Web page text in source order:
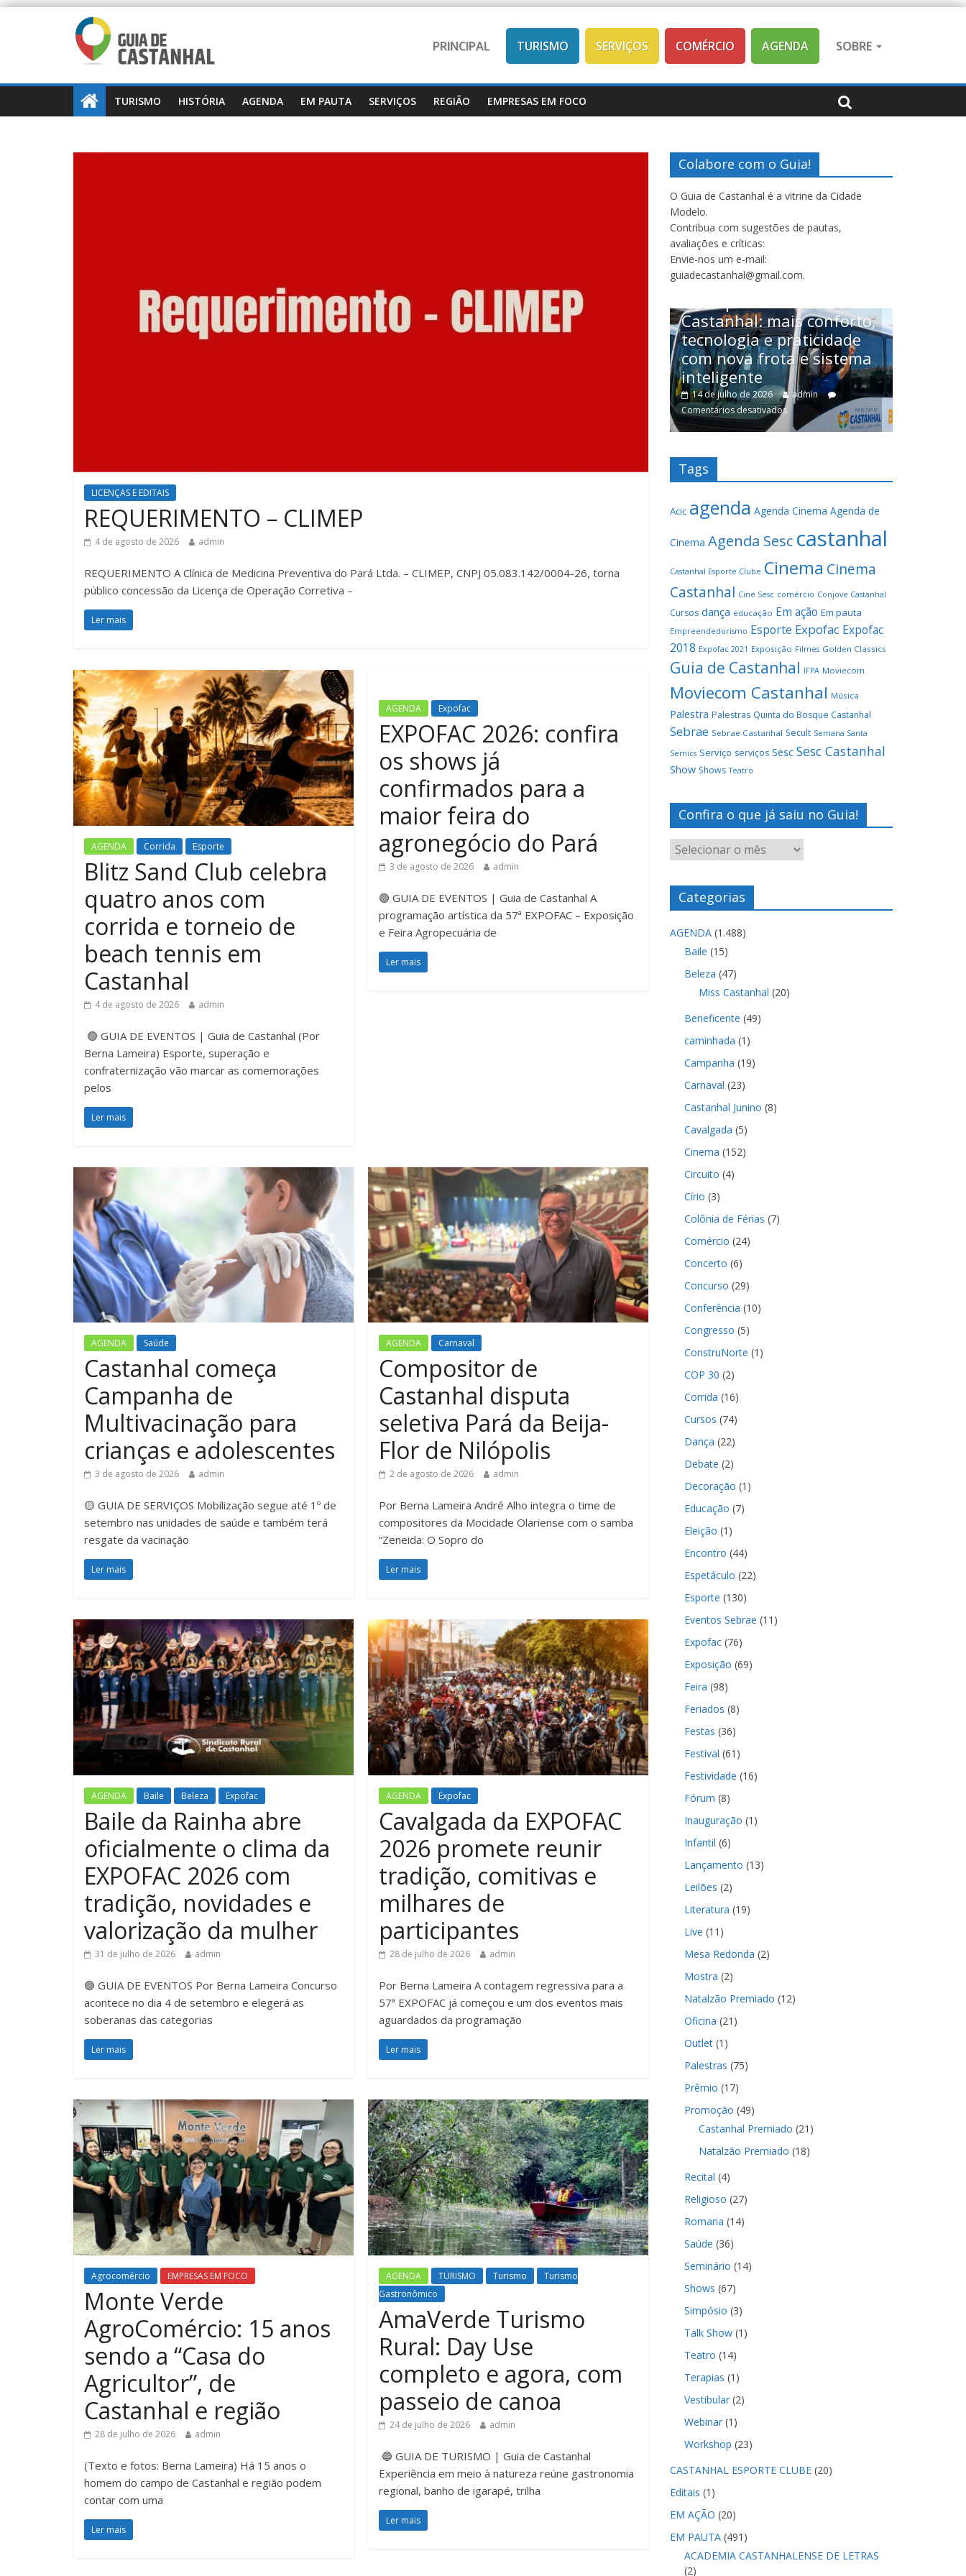
PRINCIPAL TURISMO SERVIÇOS COMÉRCIO AGENDA SOBRE
TURISMO HISTÓRIA AGENDA EM PAUTA SERVIÇOS REGIÃO EMPRESAS EM FOCO
LICENÇAS E EDITAIS
REQUERIMENTO – CLIMEP
4 de agosto de 2026 admin
REQUERIMENTO A Clínica de Medicina Preventiva do Pará Ltda. – CLIMEP, CNPJ 05.083.142/0004-26, torna
público concessão da Licença de Operação Corretiva –
Ler mais
AGENDA Corrida Esporte
Blitz Sand Club celebra
quatro anos com
corrida e torneio de
beach tennis em
Castanhal
4 de agosto de 2026 admin
🟢 GUIA DE EVENTOS | Guia de Castanhal (Por
Berna Lameira) Esporte, superação e
confraternização vão marcar as comemorações
pelos
Ler mais
AGENDA Expofac
EXPOFAC 2026: confira
os shows já
confirmados para a
maior feira do
agronegócio do Pará
3 de agosto de 2026 admin
🟢 GUIA DE EVENTOS | Guia de Castanhal A
programação artística da 57ª EXPOFAC – Exposição
e Feira Agropecuária de
Ler mais
AGENDA Saúde
Castanhal começa
Campanha de
Multivacinação para
crianças e adolescentes
3 de agosto de 2026 admin
🟡 GUIA DE SERVIÇOS Mobilização segue até 1º de
setembro nas unidades de saúde e também terá
resgate da vacinação
Ler mais
AGENDA Carnaval
Compositor de
Castanhal disputa
seletiva Pará da Beija-
Flor de Nilópolis
2 de agosto de 2026 admin
Por Berna Lameira André Alho integra o time de
compositores da Mocidade Olariense com o samba
“Zeneida: O Sopro do
Ler mais
AGENDA Baile Beleza Expofac
Baile da Rainha abre
oficialmente o clima da
EXPOFAC 2026 com
tradição, novidades e
valorização da mulher
31 de julho de 2026 admin
🟢 GUIA DE EVENTOS Por Berna Lameira Concurso
acontece no dia 4 de setembro e elegerá as
soberanas das categorias
Ler mais
AGENDA Expofac
Cavalgada da EXPOFAC
2026 promete reunir
tradição, comitivas e
milhares de
participantes
28 de julho de 2026 admin
Por Berna Lameira A contagem regressiva para a
57ª EXPOFAC já começou e um dos eventos mais
aguardados da programação
Ler mais
Agrocomércio EMPRESAS EM FOCO
Monte Verde
AgroComércio: 15 anos
sendo a “Casa do
Agricultor”, de
Castanhal e região
28 de julho de 2026 admin
(Texto e fotos: Berna Lameira) Há 15 anos o
homem do campo de Castanhal e região podem
contar com uma
Ler mais
AGENDA TURISMO Turismo
Turismo
Gastronômico
AmaVerde Turismo
Rural: Day Use
completo e agora, com
passeio de canoa
24 de julho de 2026 admin
🔵 GUIA DE TURISMO | Guia de Castanhal
Experiência em meio à natureza reúne gastronomia
regional, banho de igarapé, trilha
Ler mais
Colabore com o Guia!
O Guia de Castanhal é a vitrine da Cidade
Modelo.
Contribua com sugestões de pautas,
avaliações e críticas:
Envie-nos um e-mail:
guiadecastanhal@gmail.com.
Mobilidade SERVIÇOS
Av. Barão do Rio Branco
Transporte coletivo de
Castanhal: mais conforto,
tecnologia e praticidade
SERVIÇOS
Tudo sobre o serviço de
vans de Castanhal a Terra
Alta/Curuçá/Marapanim
1 de julho de 2026 admin 13
Tags
Acic agenda Agenda Cinema Agenda de
Cinema Agenda Sesc castanhal
Castanhal Esporte Clube Cinema Cinema
Castanhal Cine Sesc comércio Conjove Castanhal
Cursos dança educação Em ação Em pauta
Empreendedorismo Esporte Expofac Expofac
2018 Expofac 2021 Exposição Filmes Golden Classics
Guia de Castanhal IFPA Moviecom
Moviecom Castanhal Música
Palestra Palestras Quinta do Bosque Castanhal
Sebrae Sebrae Castanhal Secult Semana Santa
Semics Serviço serviços Sesc Sesc Castanhal
Show Shows Teatro
Confira o que já saiu no Guia!
Categorias
AGENDA (1.488)
Baile (15)
Beleza (47)
Miss Castanhal (20)
Beneficente (49)
caminhada (1)
Campanha (19)
Carnaval (23)
Castanhal Junino (8)
Cavalgada (5)
Cinema (152)
Circuito (4)
Círio (3)
Colônia de Férias (7)
Comércio (24)
Concerto (6)
Concurso (29)
Conferência (10)
Congresso (5)
ConstruNorte (1)
COP 30 (2)
Corrida (16)
Cursos (74)
Dança (22)
Debate (2)
Decoração (1)
Educação (7)
Eleição (1)
Encontro (44)
Espetáculo (22)
Esporte (130)
Eventos Sebrae (11)
Expofac (76)
Exposição (69)
Feira (98)
Feriados (8)
Festas (36)
Festival (61)
Festividade (16)
Fórum (8)
Inauguração (1)
Infantil (6)
Lançamento (13)
Leilões (2)
Literatura (19)
Live (11)
Mesa Redonda (2)
Mostra (2)
Natalzão Premiado (12)
Oficina (21)
Outlet (1)
Palestras (75)
Prêmio (17)
Promoção (49)
Castanhal Premiado (21)
Natalzão Premiado (18)
Recital (4)
Religioso (27)
Romaria (14)
Saúde (36)
Seminário (14)
Shows (67)
Simpósio (3)
Talk Show (1)
Teatro (14)
Terapias (1)
Vestibular (2)
Webinar (1)
Workshop (23)
CASTANHAL ESPORTE CLUBE (20)
Editais (1)
EM AÇÃO (20)
EM PAUTA (491)
ACADEMIA CASTANHALENSE DE LETRAS
(2)